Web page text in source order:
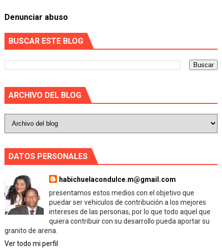
Denunciar abuso
BUSCAR ESTE BLOG
ARCHIVO DEL BLOG
DATOS PERSONALES
habichuelacondulce.m@gmail.com
presentamos estos medios con el objetivo que
puedar ser vehiculos de contribución a los mejores
intereses de las personas, por lo que todo aquel que
quiera contribuir con su desarrollo pueda aportar su
granito de arena.
Ver todo mi perfil